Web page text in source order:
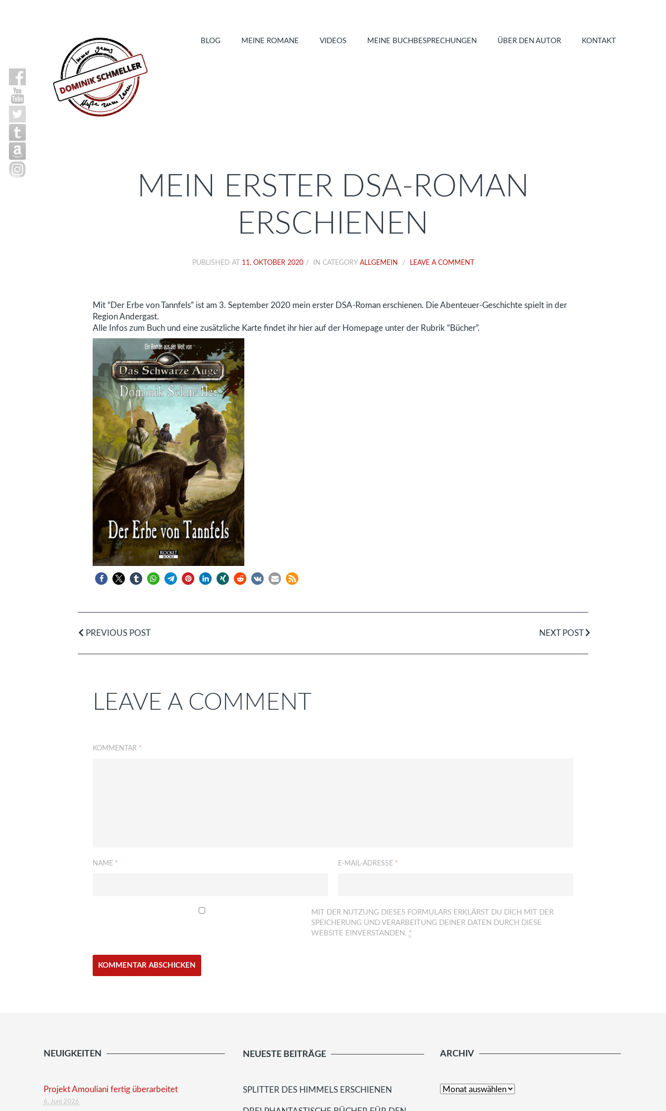
BLOG MEINE ROMANE VIDEOS MEINE BUCHBESPRECHUNGEN ÜBER DEN AUTOR KONTAKT
MEIN ERSTER DSA-ROMAN
ERSCHIENEN
PUBLISHED AT 11. OKTOBER 2020 IN CATEGORY ALLGEMEIN LEAVE A COMMENT
Mit “Der Erbe von Tannfels” ist am 3. September 2020 mein erster DSA-Roman erschienen. Die Abenteuer-Geschichte spielt in der
Region Andergast.
Alle Infos zum Buch und eine zusätzliche Karte findet ihr hier auf der Homepage unter der Rubrik “Bücher”.
PREVIOUS POST NEXT POST
LEAVE A COMMENT
KOMMENTAR *
NAME * E-MAIL-ADRESSE *
MIT DER NUTZUNG DIESES FORMULARS ERKLÄRST DU DICH MIT DER
SPEICHERUNG UND VERARBEITUNG DEINER DATEN DURCH DIESE
WEBSITE EINVERSTANDEN. *
NEUIGKEITEN
Projekt Amouliani fertig überarbeitet
6. Juni 2026
NEUESTE BEITRÄGE
SPLITTER DES HIMMELS ERSCHIENEN
ARCHIV